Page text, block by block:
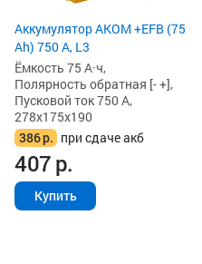
Аккумулятор AKOM +EFB (75
Ah) 750 А, L3
Ёмкость 75 А·ч,
Полярность обратная [- +],
Пусковой ток 750 А,
278x175x190
386р. при сдаче акб
407р.
Купить